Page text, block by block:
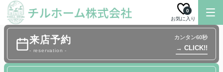
お気に入り
0
来店予約
- reservation -
カンタン60秒
→ CLICK!!